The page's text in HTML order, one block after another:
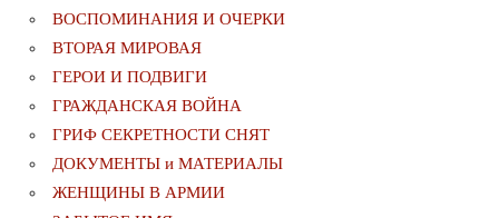
ВОСПОМИНАНИЯ И ОЧЕРКИ
ВТОРАЯ МИРОВАЯ
ГЕРОИ И ПОДВИГИ
ГРАЖДАНСКАЯ ВОЙНА
ГРИФ СЕКРЕТНОСТИ СНЯТ
ДОКУМЕНТЫ и МАТЕРИАЛЫ
ЖЕНЩИНЫ В АРМИИ